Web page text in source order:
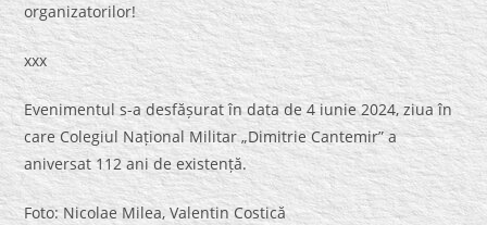
organizatorilor!
xxx
Evenimentul s-a desfășurat în data de 4 iunie 2024, ziua în
care Colegiul Național Militar „Dimitrie Cantemir” a
aniversat 112 ani de existență.
Foto: Nicolae Milea, Valentin Costică